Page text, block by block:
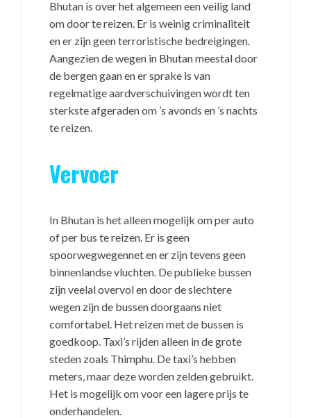
Bhutan is over het algemeen een veilig land
om door te reizen. Er is weinig criminaliteit
en er zijn geen terroristische bedreigingen.
Aangezien de wegen in Bhutan meestal door
de bergen gaan en er sprake is van
regelmatige aardverschuivingen wordt ten
sterkste afgeraden om ’s avonds en ’s nachts
te reizen.
Vervoer
In Bhutan is het alleen mogelijk om per auto
of per bus te reizen. Er is geen
spoorwegwegennet en er zijn tevens geen
binnenlandse vluchten. De publieke bussen
zijn veelal overvol en door de slechtere
wegen zijn de bussen doorgaans niet
comfortabel. Het reizen met de bussen is
goedkoop. Taxi’s rijden alleen in de grote
steden zoals Thimphu. De taxi’s hebben
meters, maar deze worden zelden gebruikt.
Het is mogelijk om voor een lagere prijs te
onderhandelen.